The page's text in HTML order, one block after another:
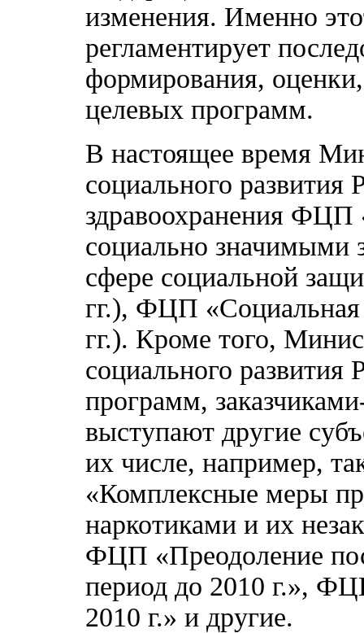
изменения. Именно
регламентирует
формирования,
целевых программ.
В настоящее время
социального
здравоохранения ФЦП
социально значимыми
сфере социальной
гг.), ФЦП «Социальная
гг.). Кроме того,
социального развития
программ,
выступают другие
их числе, например,
«Комплексные меры
наркотиками и их
ФЦП «Преодоление
период до 2010 г.»,
2010 г.» и другие.